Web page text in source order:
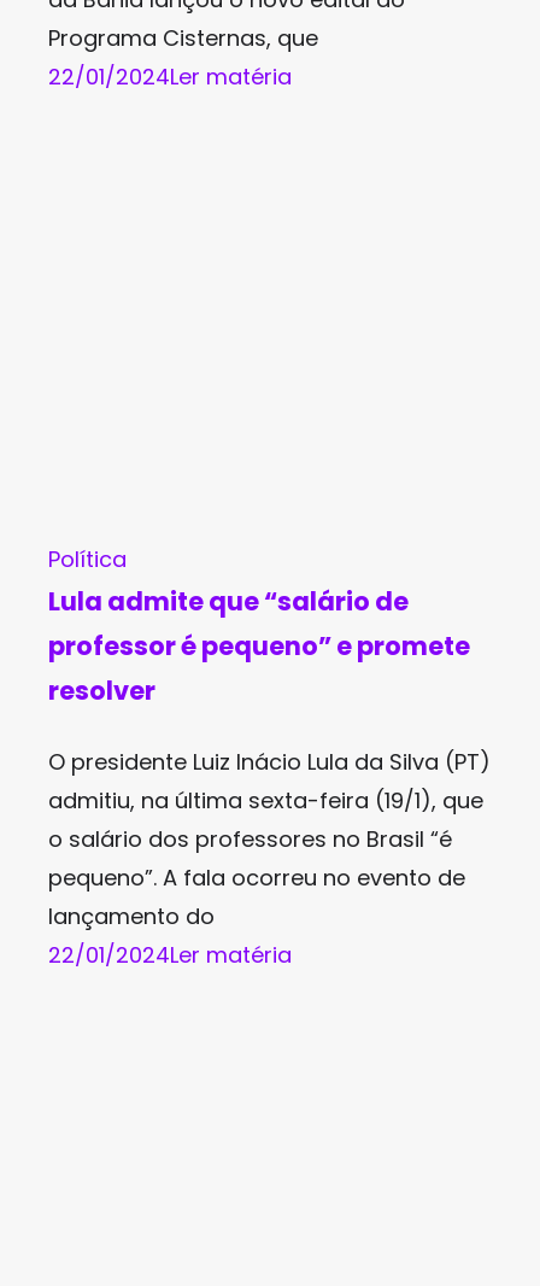
Programa Cisternas, que
22/01/2024Ler matéria
Política
Lula admite que “salário de
professor é pequeno” e promete
resolver
O presidente Luiz Inácio Lula da Silva (PT)
admitiu, na última sexta-feira (19/1), que
o salário dos professores no Brasil “é
pequeno”. A fala ocorreu no evento de
lançamento do
22/01/2024Ler matéria